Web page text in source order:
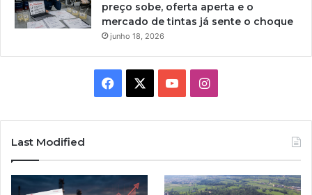
preço sobe, oferta aperta e o
mercado de tintas já sente o choque
junho 18, 2026
Facebook YouTubeInstagram
Last Modified